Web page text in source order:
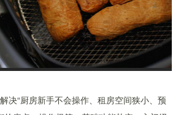
决“厨房新手不会操作、租房空间狭小、预